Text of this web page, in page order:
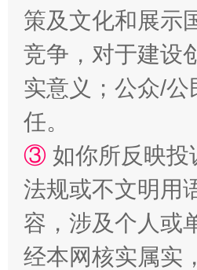
策及文化和展示
竞争，对于建设
实意义；公众/
任。
③ 如你所反映投
法规或不文明用
容，涉及个人或
经本网核实属实